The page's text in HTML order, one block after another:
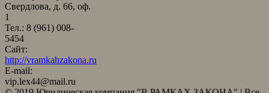
Свердлова, д. 66, оф.
1
Тел.: 8 (961) 008-
5454
Сайт:
http://vramkahzakona.ru
E-mail:
vip.lex44@mail.ru